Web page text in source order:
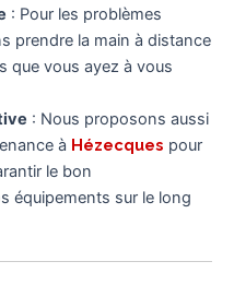
: Pour les problèmes
prendre la main à distance
que vous ayez à vous
: Nous proposons aussi
à Hézecques pour
le bon
équipements sur le long